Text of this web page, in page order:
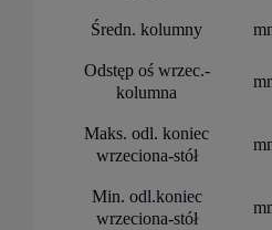
Średn. kolumny
Odstęp oś wrzec.-
kolumna
Maks. odl. koniec
wrzeciona-stół
Min. odl.koniec
wrzeciona-stół